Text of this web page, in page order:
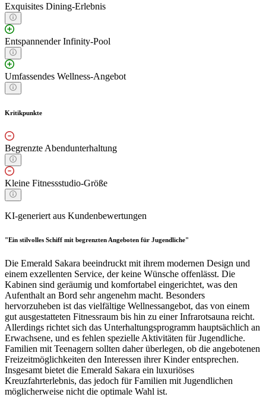
Exquisites Dining-Erlebnis
Entspannender Infinity-Pool
Umfassendes Wellness-Angebot
Kritikpunkte
Begrenzte Abendunterhaltung
Kleine Fitnessstudio-Größe
KI-generiert aus Kundenbewertungen
"Ein stilvolles Schiff mit begrenzten Angeboten für Jugendliche"
Die Emerald Sakara beeindruckt mit ihrem modernen Design und
einem exzellenten Service, der keine Wünsche offenlässt. Die
Kabinen sind geräumig und komfortabel eingerichtet, was den
Aufenthalt an Bord sehr angenehm macht. Besonders
hervorzuheben ist das vielfältige Wellnessangebot, das von einem
gut ausgestatteten Fitnessraum bis hin zu einer Infrarotsauna reicht.
Allerdings richtet sich das Unterhaltungsprogramm hauptsächlich an
Erwachsene, und es fehlen spezielle Aktivitäten für Jugendliche.
Familien mit Teenagern sollten daher überlegen, ob die angebotenen
Freizeitmöglichkeiten den Interessen ihrer Kinder entsprechen.
Insgesamt bietet die Emerald Sakara ein luxuriöses
Kreuzfahrterlebnis, das jedoch für Familien mit Jugendlichen
möglicherweise nicht die optimale Wahl ist.